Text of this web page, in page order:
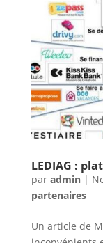
LEDIAG :
par admin|
partenaires
Un article de